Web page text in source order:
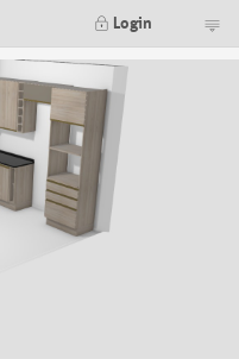
Login